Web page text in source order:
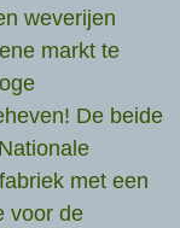
weverijen
markt te
De beide
met een
voor de